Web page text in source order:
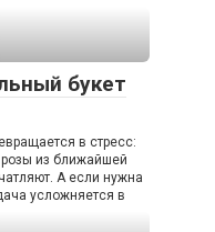
букет
в стресс:
розы из ближайшей
А если нужна
усложняется в